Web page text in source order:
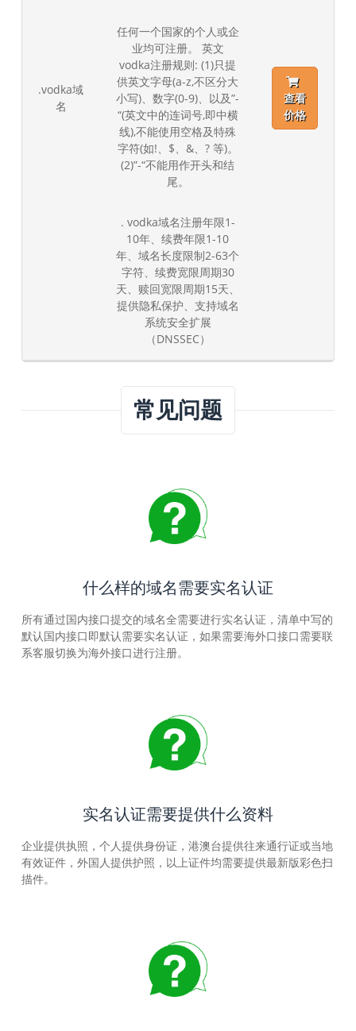
.vodka域
名
任何一个国家的个人或企
业均可注册。 英文
vodka注册规则: (1)只提
供英文字母(a-z,不区分大
小写)、数字(0-9)、以及”-
“(英文中的连词号,即中横
线),不能使用空格及特殊
字符(如!、$、&、? 等)。
(2)”-“不能用作开头和结
尾。
. vodka域名注册年限1-
10年、续费年限1-10
年、域名长度限制2-63个
字符、续费宽限周期30
天、赎回宽限周期15天、
提供隐私保护、支持域名
系统安全扩展
（DNSSEC）
查看
价格
常见问题
什么样的域名需要实名认证
所有通过国内接口提交的域名全需要进行实名认证，清单中写的
默认国内接口即默认需要实名认证，如果需要海外口接口需要联
系客服切换为海外接口进行注册。
实名认证需要提供什么资料
企业提供执照，个人提供身份证，港澳台提供往来通行证或当地
有效证件，外国人提供护照，以上证件均需要提供最新版彩色扫
描件。